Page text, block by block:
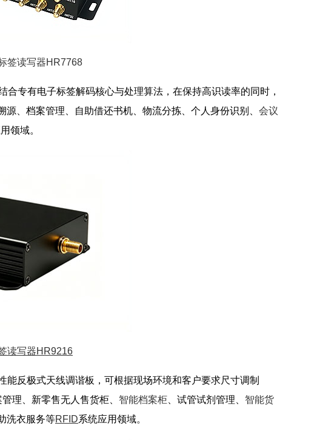
签读写器HR7768
合专有电子标签解码核心与处理算法，在保持高识读率的同时，
源、档案管理、自助借还书机、物流分拣、个人身份识别、 会议
领域。
读写器HR9216
反极式天线调谐板，可根据现场环境和客户要求尺寸调制
管理、新零售无人售货柜、 智能档案柜 、试管试剂管理、 智能货
洗衣服务等RFID系统应用领域。